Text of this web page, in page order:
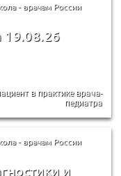
- врачам России
19.08.26
в практике врача-
педиатра
- врачам России
и